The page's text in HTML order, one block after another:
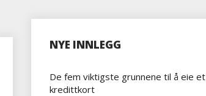
NYE INNLEGG
De fem viktigste grunnene til å eie et
kredittkort